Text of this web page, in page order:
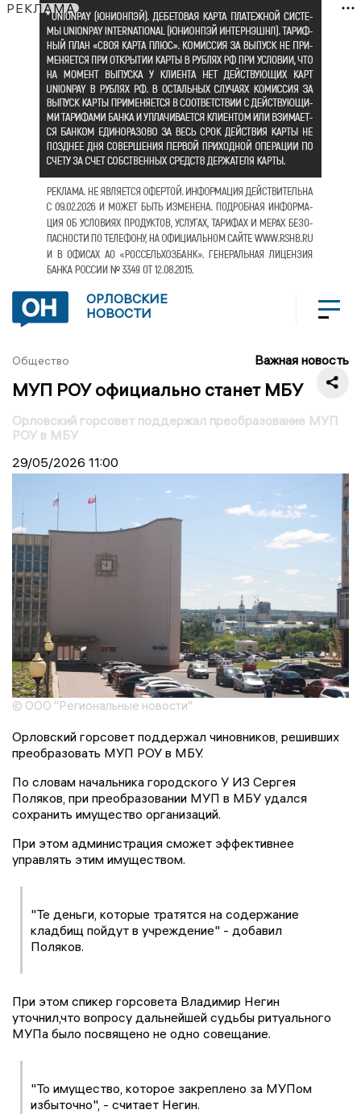
РЕКЛАМА
ОРЛОВСКИЕ
НОВОСТИ
Общество Важная новость
МУП РОУ официально станет МБУ
Орловский горсовет поддержал преобразование МУП
РОУ в МБУ
29/05/2026 11:00
© ООО "Региональные новости"
Орловский горсовет поддержал чиновников, решивших
преобразовать МУП РОУ в МБУ.
По словам начальника городского У ИЗ Сергея
Поляков, при преобразовании МУП в МБУ удался
сохранить имущество организаций.
При этом администрация сможет эффективнее
управлять этим имуществом.
"Те деньги, которые тратятся на содержание
кладбищ пойдут в учреждение" - добавил
Поляков.
При этом спикер горсовета Владимир Негин
уточнил,что вопросу дальнейшей судьбы ритуального
МУПа было посвящено не одно совещание.
"То имущество, которое закреплено за МУПом
избыточно", - считает Негин.